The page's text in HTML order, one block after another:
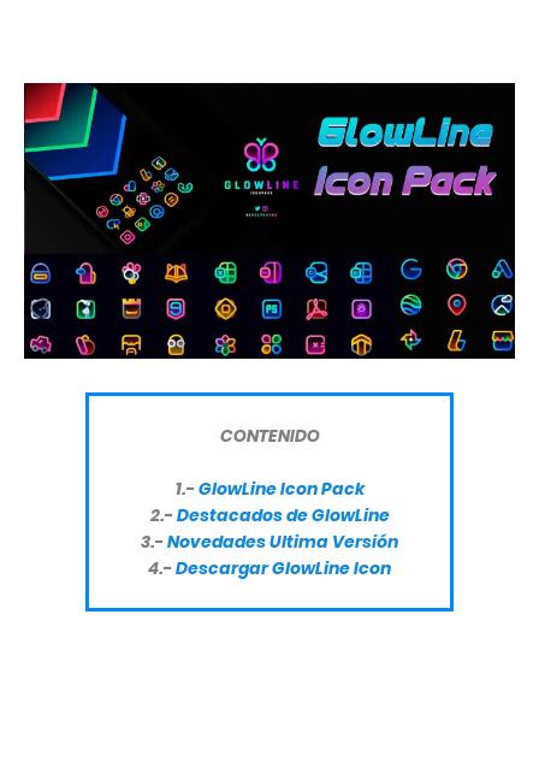
CONTENIDO
1.-GlowLine Icon Pack
2.-Destacados de GlowLine
3.-Novedades Ultima Versión
4.-DescargarGlowLine Icon